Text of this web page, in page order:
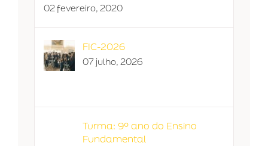
02 fevereiro, 2020
FIC-2026
07 julho, 2026
Turma: 9º ano do Ensino
Fundamental